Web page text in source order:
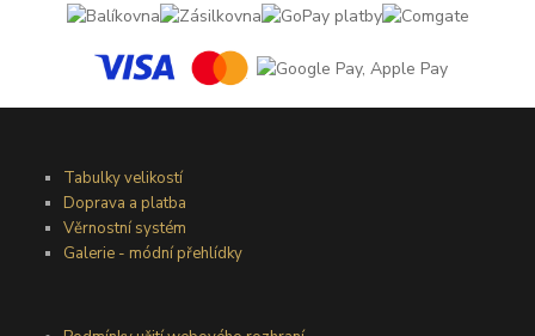
Tabulky velikostí
Doprava a platba
Věrnostní systém
Galerie - módní přehlídky